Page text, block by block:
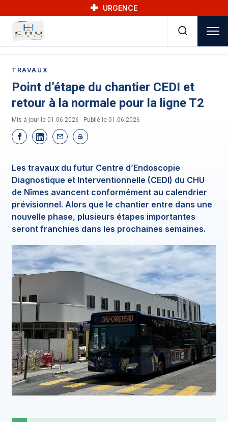
URGENCE
TRAVAUX
Point d’étape du chantier CEDI et
retour à la normale pour la ligne T2
Mis à jour le 01.06.2026 - Publié le 01.06.2026
Les travaux du futur Centre d’Endoscopie
Diagnostique et Interventionnelle (CEDI) du CHU
de Nîmes avancent conformément au calendrier
prévisionnel. Alors que le chantier entre dans une
nouvelle phase, plusieurs étapes importantes
seront franchies dans les prochaines semaines.